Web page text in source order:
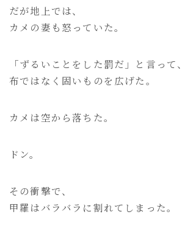
だが地上では、
カメの妻も怒っていた。
「ずるいことをした罰だ」と言って、
布ではなく固いものを広げた。
カメは空から落ちた。
ドン。
その衝撃で、
甲羅はバラバラに割れてしまった。